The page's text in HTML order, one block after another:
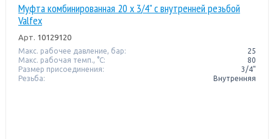
Муфта комбинированная 20 x 3/4" с внутренней резьбой
Valfex
Арт. 10129120
Макс. рабочее давление, бар:
25
Макс. рабочая темп., °С:
80
Размер присоединения:
3/4"
Резьба:
Внутренняя